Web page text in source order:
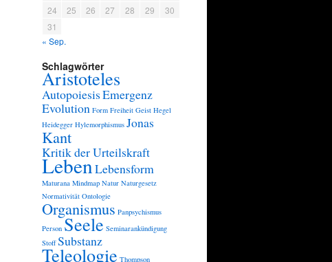
24
25 26 27 28 29
30
31
« Sep.
Schlagwörter
Aristoteles
AutopoiesisEmergenz
Evolution Form Freiheit Geist Hegel
Heidegger Hylemorphismus Jonas
Kant
Kritik der Urteilskraft
LebenLebensform
Maturana Mindmap Natur Naturgesetz
Normativität Ontologie
Organismus Panpsychismus
Person Seele Seminarankündigung
Stoff Substanz
Teleologie Thompson